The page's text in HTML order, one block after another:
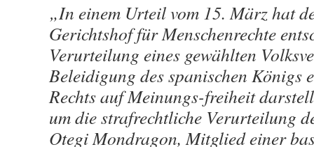
„In einem Urteil vom 15. März hat
Gerichtshof für Menschenrechte
Verurteilung eines gewählten
Beleidigung des spanischen Königs
Rechts auf Meinungs-freiheit
um die strafrechtliche Verurteilung
Otegi Mondragon, Mitglied einer